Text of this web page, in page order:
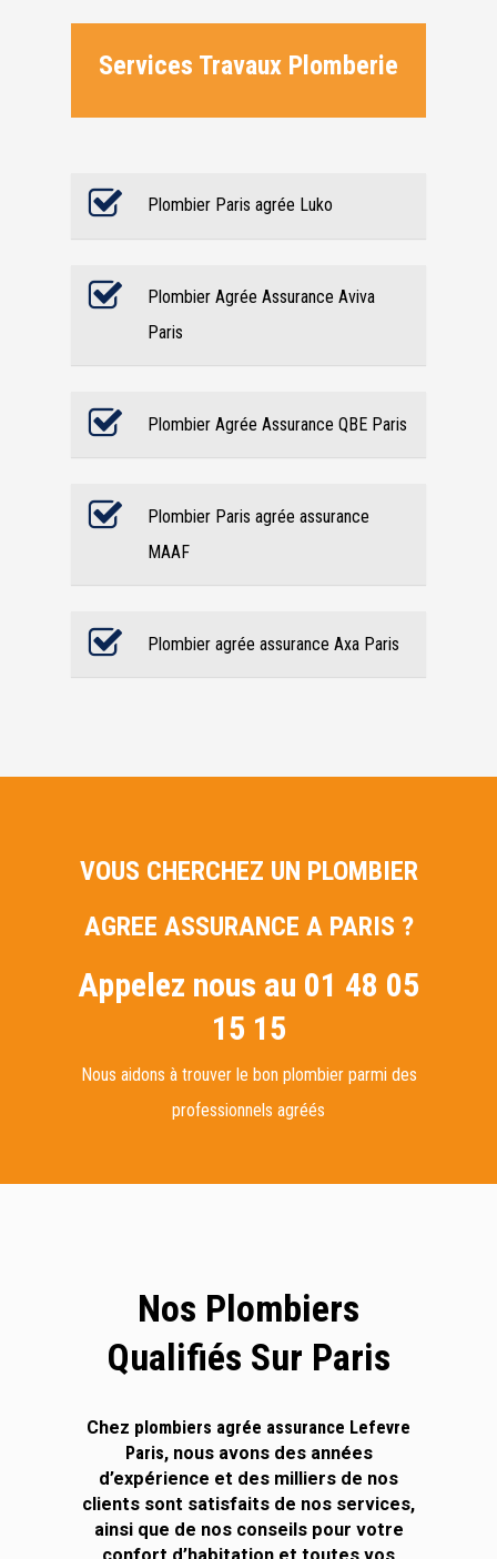
Services Travaux Plomberie
Plombier Paris agrée Luko
Plombier Agrée Assurance Aviva
Paris
Plombier Agrée Assurance QBE Paris
Plombier Paris agrée assurance
MAAF
Plombier agrée assurance Axa Paris
VOUS CHERCHEZ UN PLOMBIER
AGREE ASSURANCE A PARIS ?
Appelez nous au 01 48 05
15 15
Nous aidons à trouver le bon plombier parmi des
professionnels agréés
Nos Plombiers
Qualifiés Sur Paris
Chez plombiers agrée assurance Lefevre
Paris, nous avons des années
d’expérience et des milliers de nos
clients sont satisfaits de nos services,
ainsi que de nos conseils pour votre